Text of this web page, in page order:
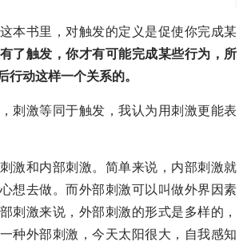
本书里，对触发的定义是促使你完成某
有了触发，你才有可能完成某些行为，所
行动这样一个关系的。
刺激等同于触发，我认为用刺激更能表
激和内部刺激。简单来说，内部刺激就
想去做。而外部刺激可以叫做外界因素
刺激来说，外部刺激的形式是多样的，
种外部刺激，今天太阳很大，自我感知